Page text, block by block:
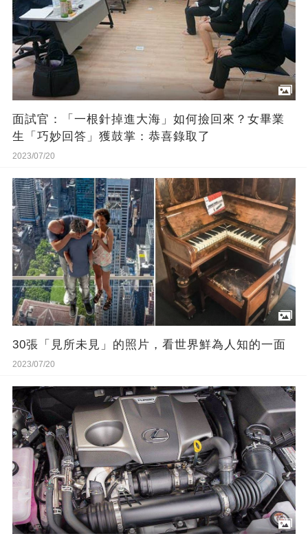
面試官：「一根針掉進大海」如何撿回來？女畢業
生「巧妙回答」獲鼓掌：恭喜錄取了
2023/07/20
30張「見所未見」的照片，看世界鮮為人知的一面
2023/07/20